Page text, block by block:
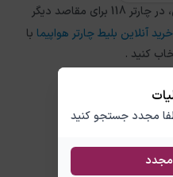
مجدد جستجو کنید
، در چارتر 118 برای مقاصد دیگر
خرید آنلاین بلیط چارتر هواپیما با
کنید .